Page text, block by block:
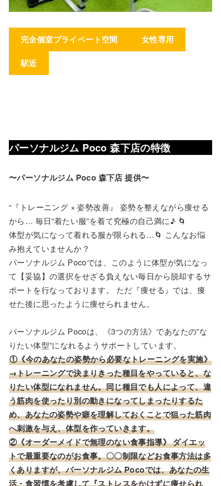
完全個室プライベート空間 女性専用
駅近
パーソナルジム Poco 森下店の特徴
〜パーソナルジム Poco 森下店 提供〜
“『トレーニング × 姿勢改善』 姿勢を整えながら痩せる
から… 毎日”着たい服”を着て究極の自己満に♪ 🌀
体型が気になって着れる服が限られる…🌀 こんなお悩
み抱えていませんか？
パーソナルジム Pocoでは、このように体型が気になっ
て【妥協】の選択をせざる負えない毎日から脱却するサ
ポートを行なっております。 ただ『痩せる』では、痩
せた後に思ったように痩せられません。
パーソナルジム Pocoは、《3つの方法》であなたの”な
りたい体型”になれるようサポートしています。
①《今のあなたの姿勢から必要なトレーニングを実施》
→トレーニングで決まりきった種目をやっていると、な
りたい体型になれません。同じ種目でも人によって、違
う筋肉を使ったり別の動きになってしまったりするた
め、あなたの姿勢や癖を理解しておくことで狙った筋肉
へ刺激を与え、体型を作っていきます。
②《オーダーメイドで無理のない食事指導》 ダイエッ
トで最重要なのがお食事。〇〇制限などお食事方法は多
くありますが、パーソナルジム Pocoでは、あなたの生
活・食習慣を考慮して『ストレスをかけずに痩せられ